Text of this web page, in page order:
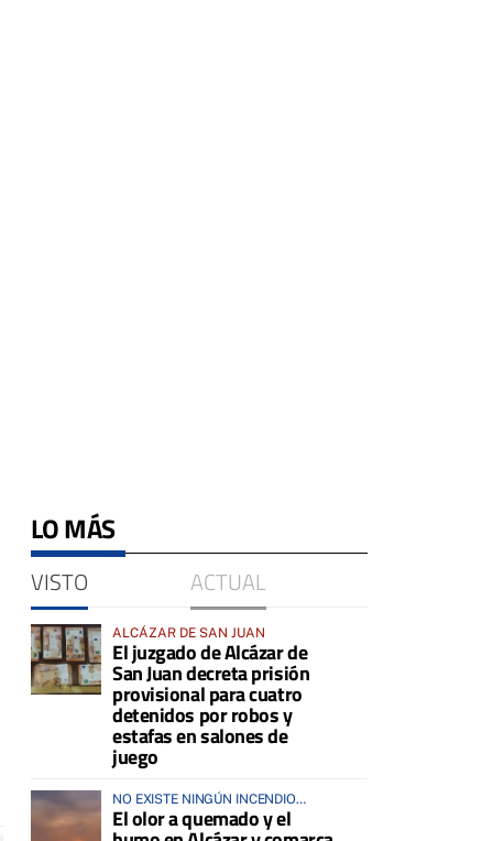
LO MÁS
VISTO ACTUAL
ALCÁZAR DE SAN JUAN
El juzgado de Alcázar de
San Juan decreta prisión
provisional para cuatro
detenidos por robos y
estafas en salones de
juego
NO EXISTE NINGÚN INCENDIO
ACTIVO EN LA COMARCA
El olor a quemado y el